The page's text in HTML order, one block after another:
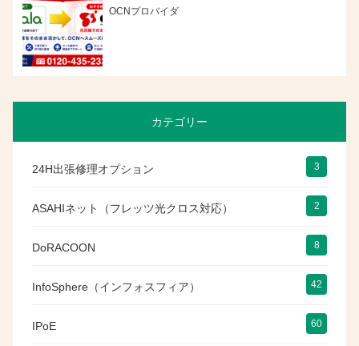
OCNプロバイダ
カテゴリー
24H出張修理オプション 3
ASAHIネット（フレッツ光クロス対応） 2
DoRACOON 8
InfoSphere（インフォスフィア） 42
IPoE 60